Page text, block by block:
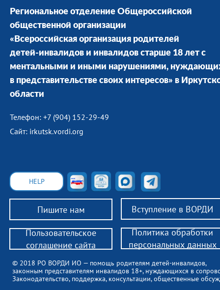
Региональное отделение Общероссийской
общественной организации
«Всероссийская организация родителей
детей-инвалидов и инвалидов старше 18 лет с
ментальными и иными нарушениями,
в представительстве своих интересов» в
области
Телефон: +7 (904) 152-29-49
Сайт: irkutsk.vordi.org
Пишите нам Вступление в ВОРДИ
© 2018 РО ВОРДИ ИО — помощь родителям детей-инвалидов,
законным представителям инвалидов 18+, нуждающихся в
Законодательство, поддержка, консультации, общественные
HELP
Пользовательское
соглашение сайта
Политика обработки
персональных данных